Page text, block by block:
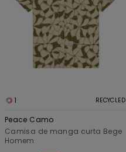
1 RECYCLED
Peace Camo
Camisa de manga curta Bege
Homem